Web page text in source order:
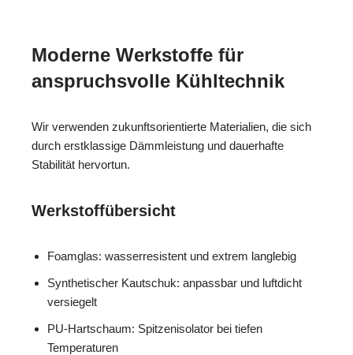
Moderne Werkstoffe für
anspruchsvolle Kühltechnik
Wir verwenden zukunftsorientierte Materialien, die sich
durch erstklassige Dämmleistung und dauerhafte
Stabilität hervortun.
Werkstoffübersicht
Foamglas: wasserresistent und extrem langlebig
Synthetischer Kautschuk: anpassbar und luftdicht
versiegelt
PU-Hartschaum: Spitzenisolator bei tiefen
Temperaturen